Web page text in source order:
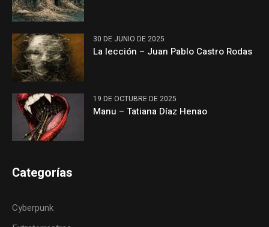
30 DE JUNIO DE 2025
La lección – Juan Pablo Castro Rodas
19 DE OCTUBRE DE 2025
Manu – Tatiana Díaz Henao
Categorías
Cyberpunk